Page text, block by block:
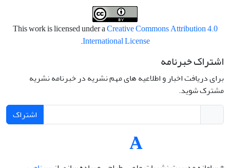
This work is licensed under aCreative Commons Attribution 4.0
International License
.
اشتراک خبرنامه
برای دریافت اخبار و اطلاعیه های مهم نشریه در خبرنامه نشریه
مشترک شوید.
اشتراک